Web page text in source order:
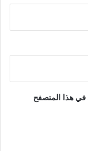
في هذا المتصفح